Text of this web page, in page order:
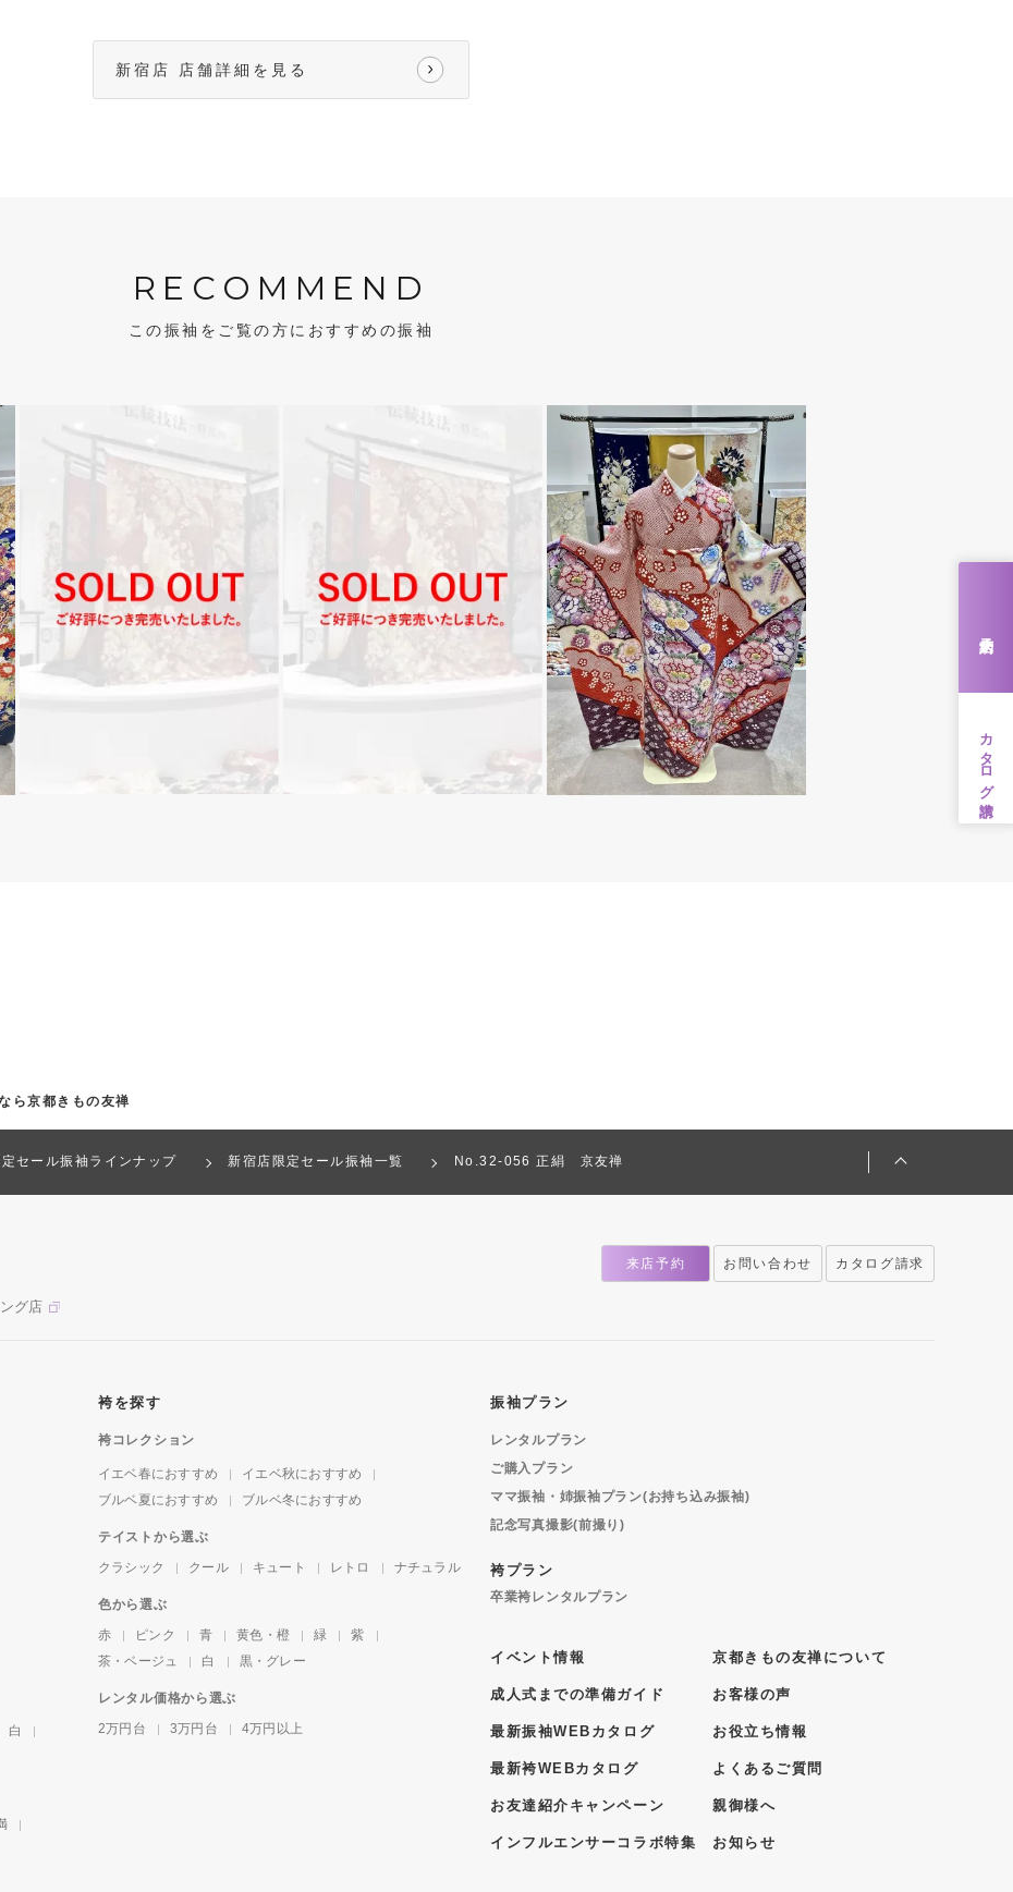
新宿店 店舗詳細を見る
RECOMMEND
この振袖をご覧の方におすすめの振袖
ら京都きもの友禅
セール振袖ラインナップ 新宿店限定セール振袖一覧 No.32-056 正絹 京友禅
カタログ請求
グ店
来店予約 お問い合わせ カタログ請求
白
袴を探す
袴コレクション
イエベ春におすすめ
イエベ秋におすすめ
ブルベ夏におすすめ
ブルベ冬におすすめ
テイストから選ぶ
クラシック
クール キュート レトロ ナチュラル
色から選ぶ
赤
ピンク 青 黄色・橙 緑
紫
茶・ベージュ
白 黒・グレー
レンタル価格から選ぶ
2万円台
3万円台 4万円以上
振袖プラン
レンタルプラン
ご購入プラン
ママ振袖・姉振袖プラン(お持ち込み振袖)
記念写真撮影(前撮り)
袴プラン
卒業袴レンタルプラン
イベント情報
成人式までの準備ガイド
最新振袖WEBカタログ
最新袴WEBカタログ
お友達紹介キャンペーン
インフルエンサーコラボ特集
京都きもの友禅について
お客様の声
お役立ち情報
よくあるご質問
親御様へ
お知らせ